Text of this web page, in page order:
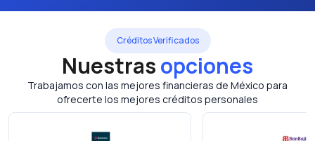
Créditos Verificados
Nuestrasopciones
Trabajamos con las mejores financieras de México para
ofrecerte los mejores créditos personales